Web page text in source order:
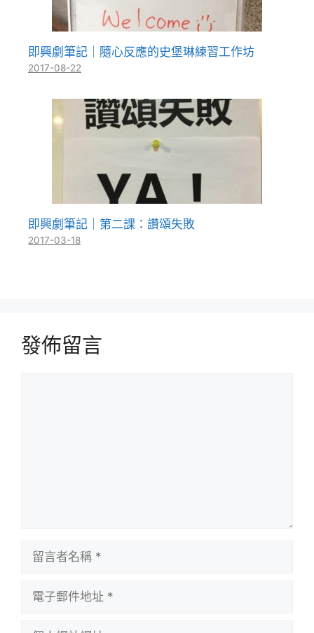
即興劇筆記｜隨心反應的史堡琳練習工作坊
2017-08-22
即興劇筆記｜第二課：讚頌失敗
2017-03-18
發佈留言